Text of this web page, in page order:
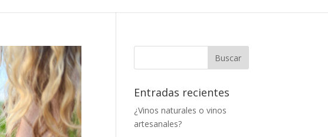
Entradas recientes
¿Vinos naturales o vinos
artesanales?